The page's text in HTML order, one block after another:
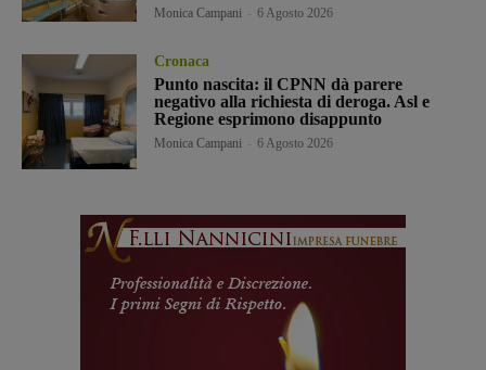
Monica Campani 6 Agosto 2026
Cronaca
Punto nascita: il CPNN dà parere
negativo alla richiesta di deroga. Asl e
Regione esprimono disappunto
Monica Campani 6 Agosto 2026